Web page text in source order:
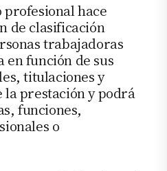
profesional hace
de clasificación
trabajadoras
en función de sus
titulaciones y
prestación y podrá
funciones,
o